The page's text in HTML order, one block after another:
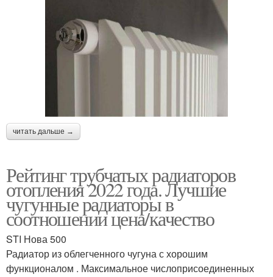
читать дальше →
Рейтинг трубчатых радиаторов
отопления 2022 года. Лучшие
чугунные радиаторы в
соотношении цена/качество
STI Нова 500
Радиатор из облегченного чугуна с хорошим
функционалом . Максимальное числоприсоединенных